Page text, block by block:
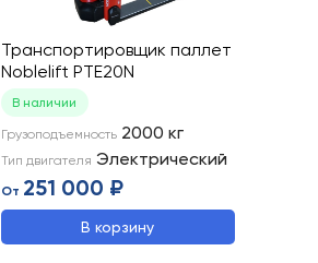
Транспортировщик паллет
Noblelift PTE20N
В наличии
Грузоподъемность 2000 кг
Тип двигателя Электрический
От 251 000 ₽
В корзину